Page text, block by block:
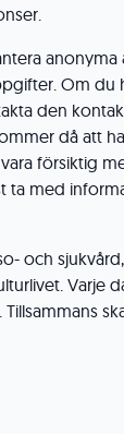
anonyma
Om du
den
då att
försiktig
ta med
och
Varje